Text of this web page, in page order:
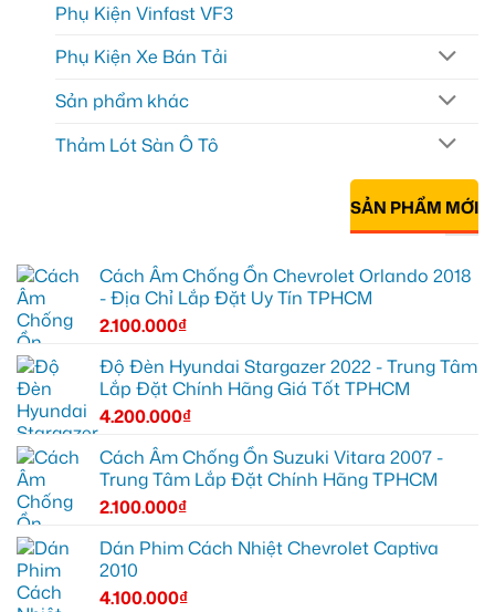
Phụ Kiện Vinfast VF3
Phụ Kiện Xe Bán Tải
Sản phẩm khác
Thảm Lót Sàn Ô Tô
SẢN PHẨM MỚI
Cách Âm Chống Ồn Chevrolet Orlando 2018
- Địa Chỉ Lắp Đặt Uy Tín TPHCM
2.100.000₫
Độ Đèn Hyundai Stargazer 2022 - Trung Tâm
Lắp Đặt Chính Hãng Giá Tốt TPHCM
4.200.000₫
Cách Âm Chống Ồn Suzuki Vitara 2007 -
Trung Tâm Lắp Đặt Chính Hãng TPHCM
2.100.000₫
Dán Phim Cách Nhiệt Chevrolet Captiva
2010
4.100.000₫